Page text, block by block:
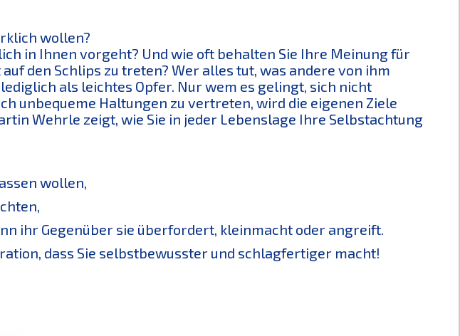
wollen?
in Ihnen vorgeht? Und wie oft behalten Sie Ihre Meinung für
den Schlips zu treten? Wer alles tut, was andere von ihm
als leichtes Opfer. Nur wem es gelingt, sich nicht
unbequeme Haltungen zu vertreten, wird die eigenen Ziele
Wehrle zeigt, wie Sie in jeder Lebenslage Ihre Selbstachtung
wollen,
ihr Gegenüber sie überfordert, kleinmacht oder angreift.
dass Sie selbstbewusster und schlagfertiger macht!